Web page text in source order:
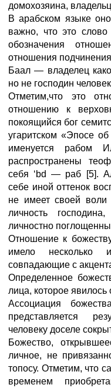
домохозяина,
В арабском языке
важно, что это слово
обозначения
отношения
Баал — владелец
но не господин
Отметим,что это
отношению к
покоящийся бог
угаритском «Эпосе
именуется рабом
распространены
себя ‘bd — раб [5].
себе иной оттенок
не имеет своей
личность
личностно
Отношение к
имело несколько
совпадающие с
Определенное
лица, которое явилось
Ассоциация
представляется
человеку доселе
Божество,
личное, не
топосу. Отметим, что
временем